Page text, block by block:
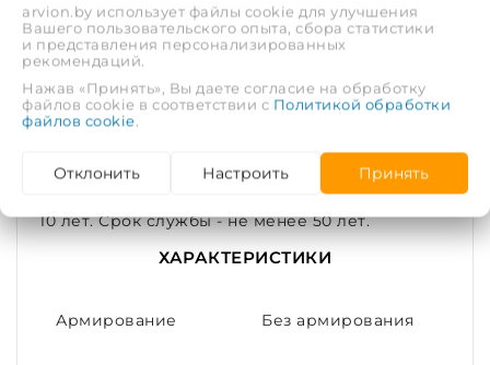
(ответвлений) меньшего диаметра. В
различных вариантах переход осуществляется
с 25 мм на 20 мм, с 32 мм на 20/25 мм, с 40 мм
на 20/25/32 мм, с 50 мм на 20/25/32/40 мм, с 63
мм на 20/25/32/40/50 мм. Длина тройника
максимальной температуре перекачиваемой
воды - 80ºС (кратковременная - 95ºС). Гарантия
10 лет. Срок службы - не менее 50 лет.
ХАРАКТЕРИСТИКИ
Армирование Без армирования
arvion.by использует файлы cookie для улучшения
Вашего пользовательского опыта, сбора статистики
и представления персонализированных
рекомендаций.
Нажав «Принять», Вы даете согласие на обработку
файлов cookie в соответствии с Политикой обработки
файлов cookie.
Отклонить Настроить Принять